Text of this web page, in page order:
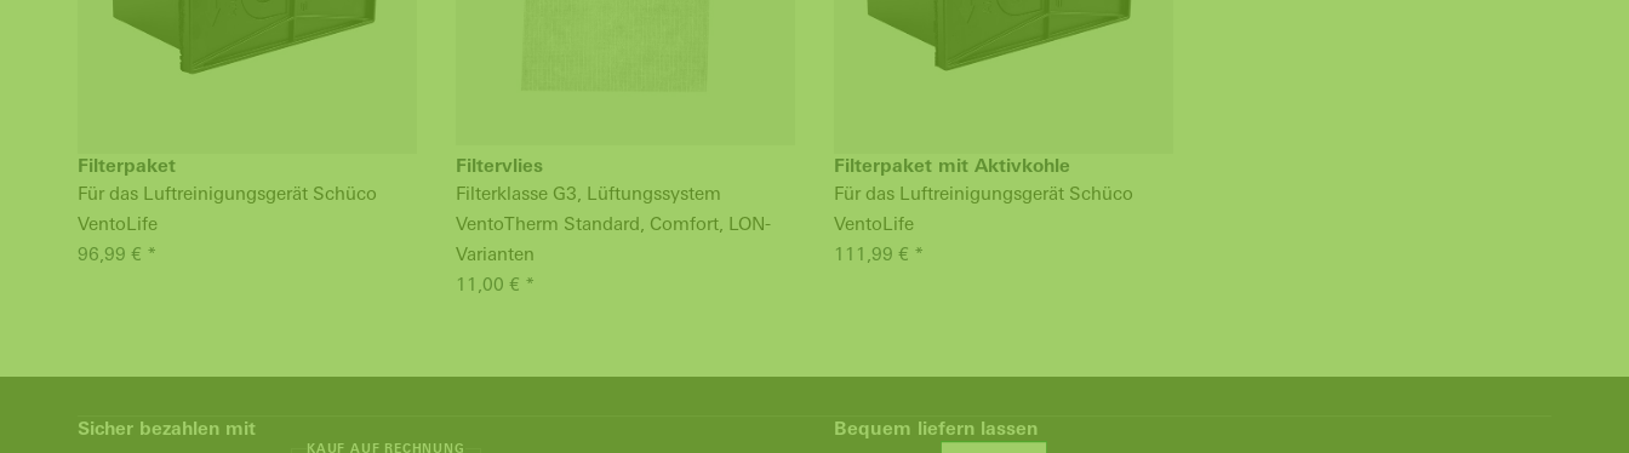
Filterpaket
Für das Luftreinigungsgerät Schüco
VentoLife
96,99 € *
Filtervlies
Filterklasse G3, Lüftungssystem
VentoTherm Standard, Comfort, LON-
Varianten
11,00 € *
Filterpaket mit Aktivkohle
Für das Luftreinigungsgerät Schüco
VentoLife
111,99 € *
Sicher bezahlen mit
KAUF AUF RECHNUNG
Bequem liefern lassen